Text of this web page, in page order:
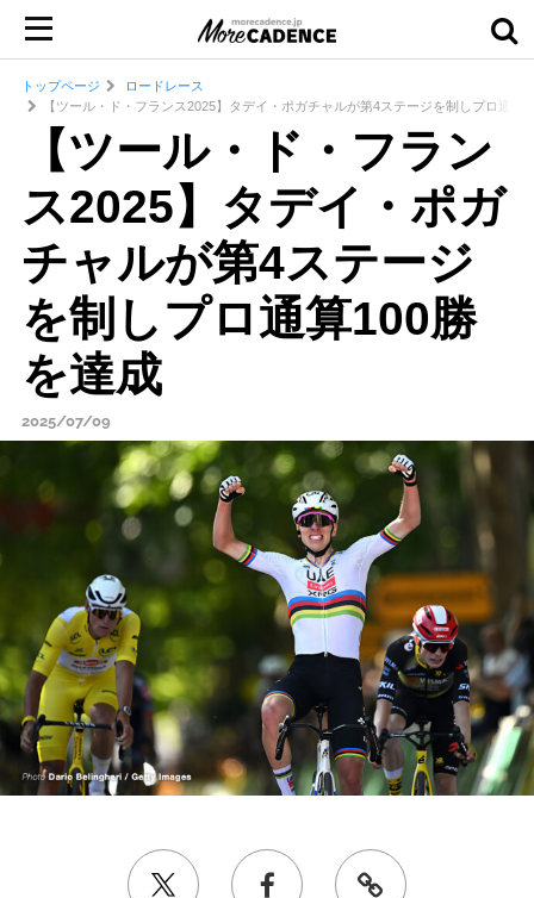
トップページ
ロードレース
【ツール・ド・フランス2025】タデイ・ポガチャルが第4ステージを制しプロ通算
【ツール・ド・フラン
ス2025】タデイ・ポガ
チャルが第4ステージ
を制しプロ通算100勝
を達成
2025/07/09